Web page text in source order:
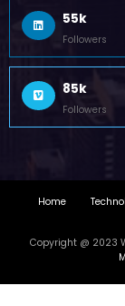
55k
Followers
85k
Followers
Home
Copyright @ 2023